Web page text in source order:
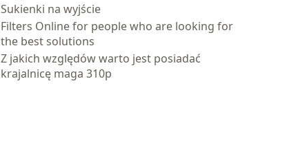
Sukienki na wyjście
Filters Online for people who are looking for
the best solutions
Z jakich względów warto jest posiadać
krajalnicę maga 310p